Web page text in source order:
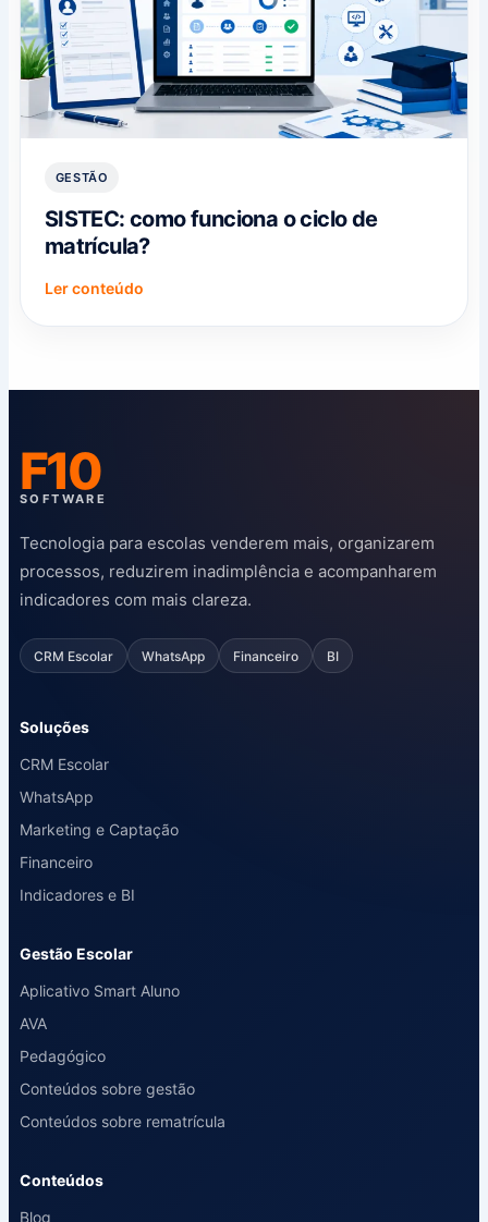
GESTÃO
SISTEC: como funciona o ciclo de
matrícula?
Ler conteúdo
F10
SOFTWARE
Tecnologia para escolas venderem mais, organizarem
processos, reduzirem inadimplência e acompanharem
indicadores com mais clareza.
CRM Escolar WhatsApp Financeiro BI
Soluções
CRM Escolar
WhatsApp
Marketing e Captação
Financeiro
Indicadores e BI
Gestão Escolar
Aplicativo Smart Aluno
AVA
Pedagógico
Conteúdos sobre gestão
Conteúdos sobre rematrícula
Conteúdos
Blog